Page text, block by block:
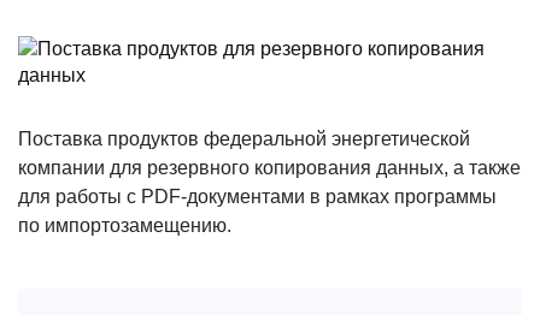
Поставка продуктов федеральной энергетической
компании для резервного копирования данных, а также
для работы с PDF-документами в рамках программы
по импортозамещению.